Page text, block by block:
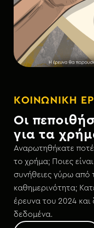
KΟΙΝΩΝΙΚΉ
Οι
για τα
Αναρωτηθήκατε ποτέ
το χρήμα; Ποιες
συνήθειες γύρω από
καθημερινότητα;
έρευνα του 2024 και
δεδομένα.